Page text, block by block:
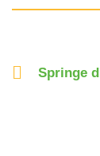
Springe